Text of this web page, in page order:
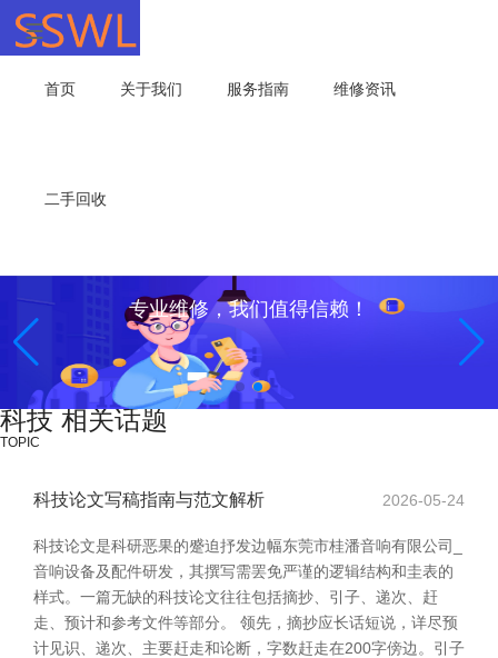
首页 关于我们 服务指南 维修资讯
二手回收
专业维修，我们值得信赖！
科技 相关话题
TOPIC
科技论文写稿指南与范文解析 2026-05-24
科技论文是科研恶果的蹙迫抒发边幅东莞市桂潘音响有限公司_
音响设备及配件研发，其撰写需罢免严谨的逻辑结构和圭表的
样式。一篇无缺的科技论文往往包括摘抄、引子、递次、赶
走、预计和参考文件等部分。 领先，摘抄应长话短说，详尽预
计见识、递次、主要赶走和论断，字数赶走在200字傍边。引子